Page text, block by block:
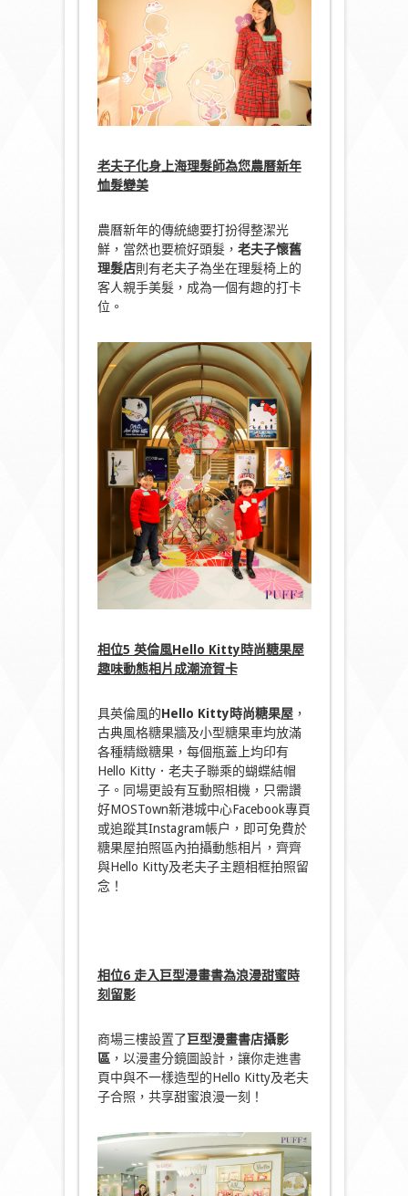
老夫子化身上海理髮師為您農曆新年
恤髮變美
農曆新年的傳統總要打扮得整潔光
鮮，當然也要梳好頭髮， 老夫子懷舊
理髮店則有老夫子為坐在理髮椅上的
客人親手美髮，成為一個有趣的打卡
位。
相位5 英倫風Hello Kitty時尚糖果屋
趣味動態相片成潮流賀卡
具英倫風的Hello Kitty時尚糖果屋，
古典風格糖果牆及小型糖果車均放滿
各種精緻糖果，每個瓶蓋上均印有
Hello Kitty．老夫子聯乘的蝴蝶結帽
子。同場更設有互動照相機，只需讚
好MOSTown新港城中心Facebook專頁
或追蹤其Instagram帳户，即可免費於
糖果屋拍照區內拍攝動態相片，齊齊
與Hello Kitty及老夫子主題相框拍照留
念！
相位6 走入巨型漫畫書為浪漫甜蜜時
刻留影
商場三樓設置了巨型漫畫書店攝影
區，以漫畫分鏡圖設計，讓你走進書
頁中與不一樣造型的Hello Kitty及老夫
子合照，共享甜蜜浪漫一刻！